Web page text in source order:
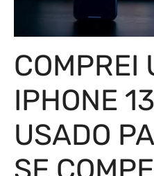
COMPREI
IPHONE
USADO